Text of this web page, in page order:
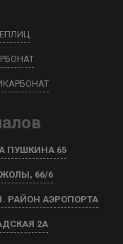
ПУШКИНА 65
66/6
РАЙОН АЭРОПОРТА
2А